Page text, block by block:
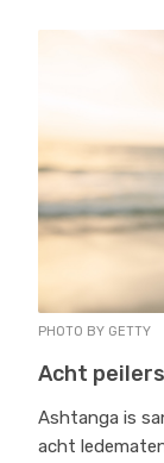
PHOTO BY GETTY
Acht
Ashtanga is
acht